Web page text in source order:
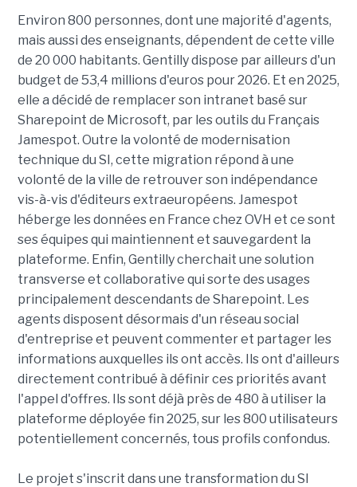
Environ 800 personnes, dont une majorité d'agents,
mais aussi des enseignants, dépendent de cette ville
de 20 000 habitants. Gentilly dispose par ailleurs d'un
budget de 53,4 millions d'euros pour 2026. Et en 2025,
elle a décidé de remplacer son intranet basé sur
Sharepoint de Microsoft, par les outils du Français
Jamespot. Outre la volonté de modernisation
technique du SI, cette migration répond à une
volonté de la ville de retrouver son indépendance
vis-à-vis d'éditeurs extraeuropéens. Jamespot
héberge les données en France chez OVH et ce sont
ses équipes qui maintiennent et sauvegardent la
plateforme. Enfin, Gentilly cherchait une solution
transverse et collaborative qui sorte des usages
principalement descendants de Sharepoint. Les
agents disposent désormais d'un réseau social
d'entreprise et peuvent commenter et partager les
informations auxquelles ils ont accès. Ils ont d'ailleurs
directement contribué à définir ces priorités avant
l'appel d'offres. Ils sont déjà près de 480 à utiliser la
plateforme déployée fin 2025, sur les 800 utilisateurs
potentiellement concernés, tous profils confondus.
Le projet s'inscrit dans une transformation du SI